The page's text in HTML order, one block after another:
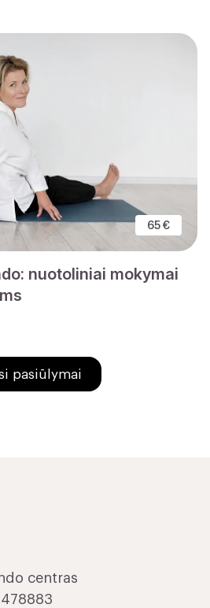
65 €
nuotoliniai mokymai
pasiūlymai
centras